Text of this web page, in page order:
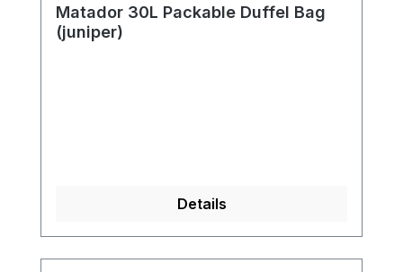
Matador 30L Packable Duffel Bag
(juniper)
Details